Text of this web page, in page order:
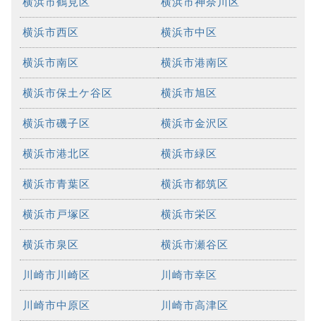
横浜市西区 横浜市中区
横浜市南区 横浜市港南区
横浜市保土ケ谷区 横浜市旭区
横浜市磯子区 横浜市金沢区
横浜市港北区 横浜市緑区
横浜市青葉区 横浜市都筑区
横浜市戸塚区 横浜市栄区
横浜市泉区 横浜市瀬谷区
川崎市川崎区 川崎市幸区
川崎市中原区 川崎市高津区